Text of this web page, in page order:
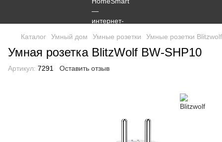
Каталог Умный дом Умные розетки Умные розетки Blitzwolf
Умная розетка BlitzWolf BW-SHP10
Артикул: 7291 Оставить отзыв